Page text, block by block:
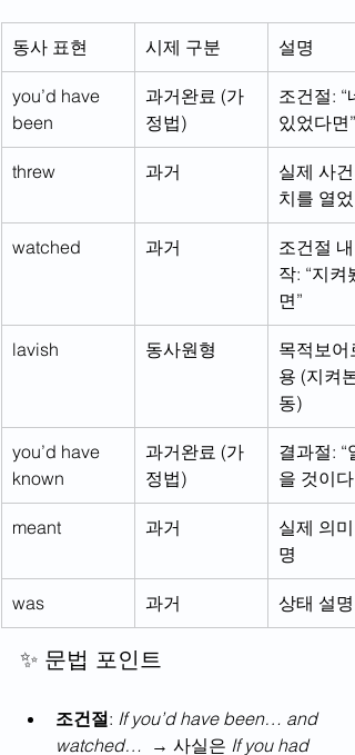
동사 표현 시제 구분 설명
you’d have
been
과거완료 (가
정법)
조건절: “
있었다면”
threw 과거
실제 사건:
치를 열었
watched 과거
조건절 내
작: “지켜
면”
lavish 동사원형
목적보어
용 (지켜본
동)
you’d have
known
과거완료 (가
정법)
결과절: “
을 것이다”
meant 과거
실제 의미
명
was 과거 상태 설명
✨ 문법 포인트
조건절: If you’d have been… and
watched… → 사실은 If you had